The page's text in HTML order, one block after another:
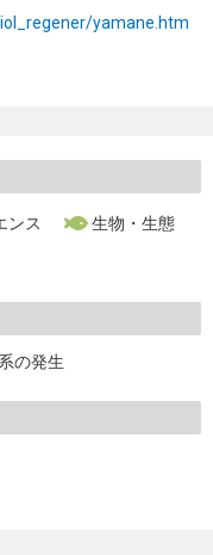
yamane.htm
ンス
生物・生態
の発生
オ・ライフサイエンス